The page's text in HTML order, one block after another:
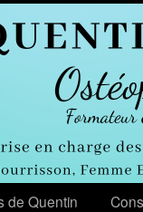
de Quentin